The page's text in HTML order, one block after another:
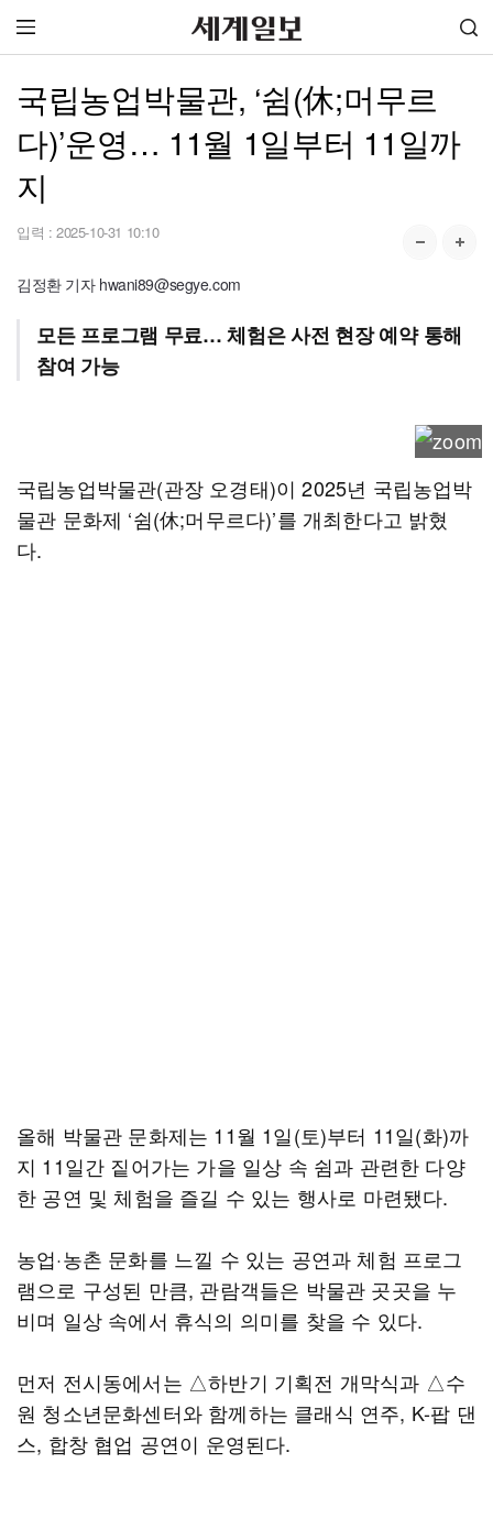
국립농업박물관, ‘쉼(休;머무르
다)’운영… 11월 1일부터 11일까
지
입력 : 2025-10-31 10:10
김정환 기자 hwani89@segye.com
모든 프로그램 무료… 체험은 사전 현장 예약 통해
참여 가능
국립농업박물관(관장 오경태)이 2025년 국립농업박
물관 문화제 ‘쉼(休;머무르다)’를 개최한다고 밝혔
다.
올해 박물관 문화제는 11월 1일(토)부터 11일(화)까
지 11일간 짙어가는 가을 일상 속 쉼과 관련한 다양
한 공연 및 체험을 즐길 수 있는 행사로 마련됐다.
농업·농촌 문화를 느낄 수 있는 공연과 체험 프로그
램으로 구성된 만큼, 관람객들은 박물관 곳곳을 누
비며 일상 속에서 휴식의 의미를 찾을 수 있다.
먼저 전시동에서는 △하반기 기획전 개막식과 △수
원 청소년문화센터와 함께하는 클래식 연주, K-팝 댄
스, 합창 협업 공연이 운영된다.